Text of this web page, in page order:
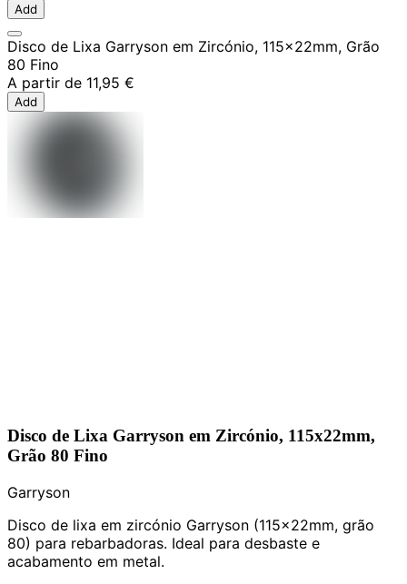
Add
Disco de Lixa Garryson em Zircónio, 115x22mm, Grão
80 Fino
A partir de 11,95 €
Add
Disco de Lixa Garryson em Zircónio, 115x22mm,
Grão 80 Fino
Garryson
Disco de lixa em zircónio Garryson (115x22mm, grão
80) para rebarbadoras. Ideal para desbaste e
acabamento em metal.